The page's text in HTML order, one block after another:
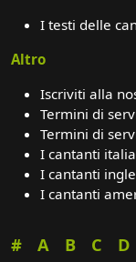
I testi delle
Altro
Iscriviti alla
Termini di
Termini di
I cantanti
I cantanti
I cantanti
# A B C D